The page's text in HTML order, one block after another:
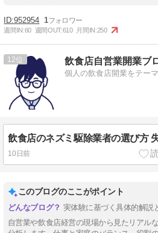
952954 1
週間IN:60 週間OUT:610 月間IN:250
12 飲食店自営業開業ブ
個人の飲食店開業をテー
10日前
このブログのここがポイント
実体験に基づく具体的解説
自営業や飲食店経営の現場から見たリアル